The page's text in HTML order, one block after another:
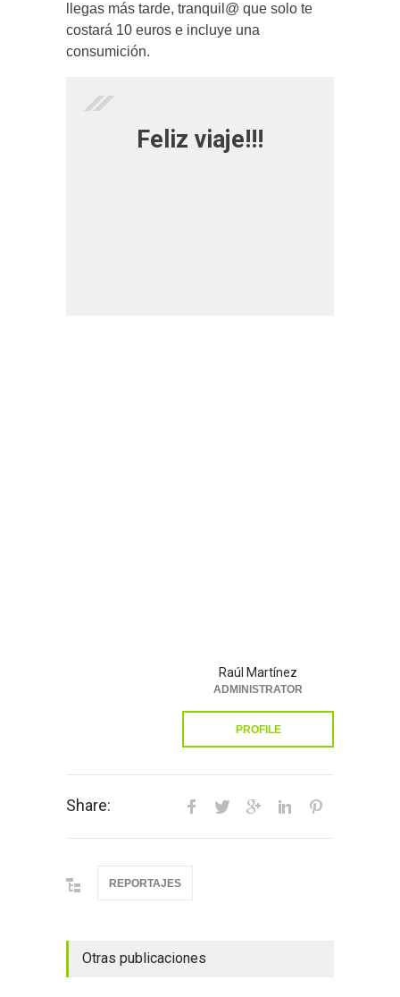
llegas más tarde, tranquil@ que solo te
costará 10 euros e incluye una
consumición.
Feliz viaje!!!
Raúl Martínez
ADMINISTRATOR
PROFILE
Share:
REPORTAJES
Otras publicaciones